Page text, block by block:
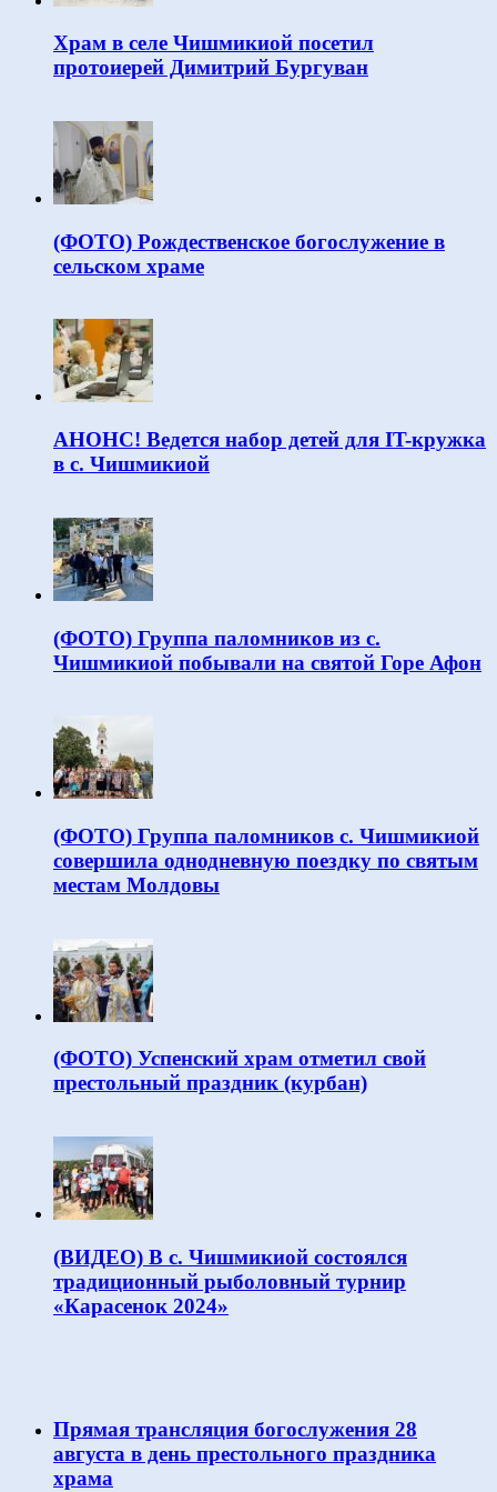
Храм в селе Чишмикиой посетил
протоиерей Димитрий Бургуван
(ФОТО) Рождественское богослужение в
сельском храме
АНОНС! Ведется набор детей для IT-кружка
в с. Чишмикиой
(ФОТО) Группа паломников из с.
Чишмикиой побывали на святой Горе Афон
(ФОТО) Группа паломников с. Чишмикиой
совершила однодневную поездку по святым
местам Молдовы
(ФОТО) Успенский храм отметил свой
престольный праздник (курбан)
(ВИДЕО) В с. Чишмикиой состоялся
традиционный рыболовный турнир
«Карасенок 2024»
Прямая трансляция богослужения 28
августа в день престольного праздника
храма